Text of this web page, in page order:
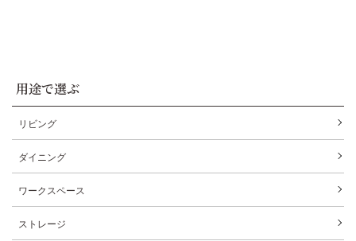
用途で選ぶ
リビング
ダイニング
ワークスペース
ストレージ